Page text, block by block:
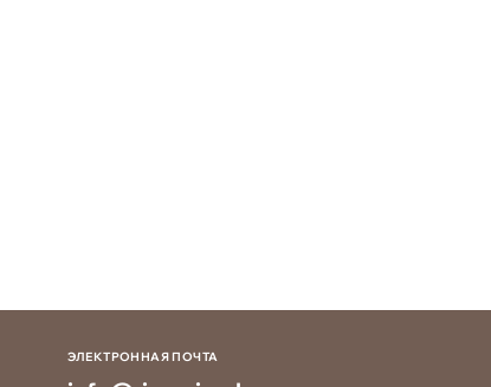
ЭЛЕКТРОННАЯ ПОЧТА